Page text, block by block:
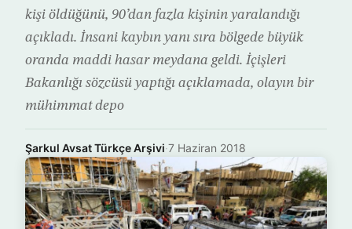
kişi öldüğünü, 90’dan fazla kişinin yaralandığı
açıkladı. İnsani kaybın yanı sıra bölgede büyük
oranda maddi hasar meydana geldi. İçişleri
Bakanlığı sözcüsü yaptığı açıklamada, olayın bir
mühimmat depo
Şarkul Avsat Türkçe Arşivi·7 Haziran 2018